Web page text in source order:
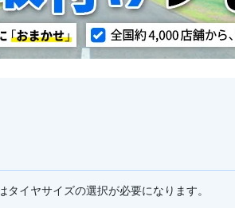
タイヤサイズの選択が必要になります。